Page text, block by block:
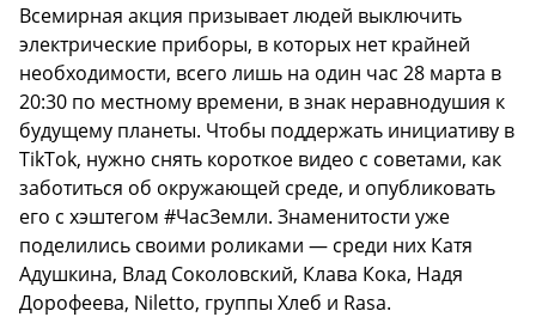
Всемирная акция призывает людей выключить
электрические приборы, в которых нет крайней
необходимости, всего лишь на один час 28 марта в
20:30 по местному времени, в знак неравнодушия к
будущему планеты. Чтобы поддержать инициативу в
TikTok, нужно снять короткое видео с советами, как
заботиться об окружающей среде, и опубликовать
его с хэштегом #ЧасЗемли. Знаменитости уже
поделились своими роликами — среди них Катя
Адушкина, Влад Соколовский, Клава Кока, Надя
Дорофеева, Niletto, группы Хлеб и Rasa.